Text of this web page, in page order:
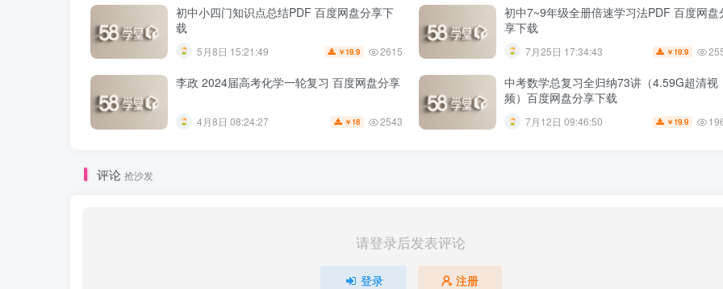
初中小四门知识点总结PDF 百度网盘分享下
载
5月8日 15:21:49 ￥ 19.9 2615
初中7~9年级全册倍速学习法PDF 百度网盘
享下载
7月25日 17:34:43 ￥ 19.9
李政 2024届高考化学一轮复习 百度网盘分享
4月8日 08:24:27 ￥ 18 2543
中考数学总复习全归纳73讲（4.59G超清视
频）百度网盘分享下载
7月12日 09:46:50 ￥ 19.9
评论 抢沙发
请登录后发表评论
登录 注册